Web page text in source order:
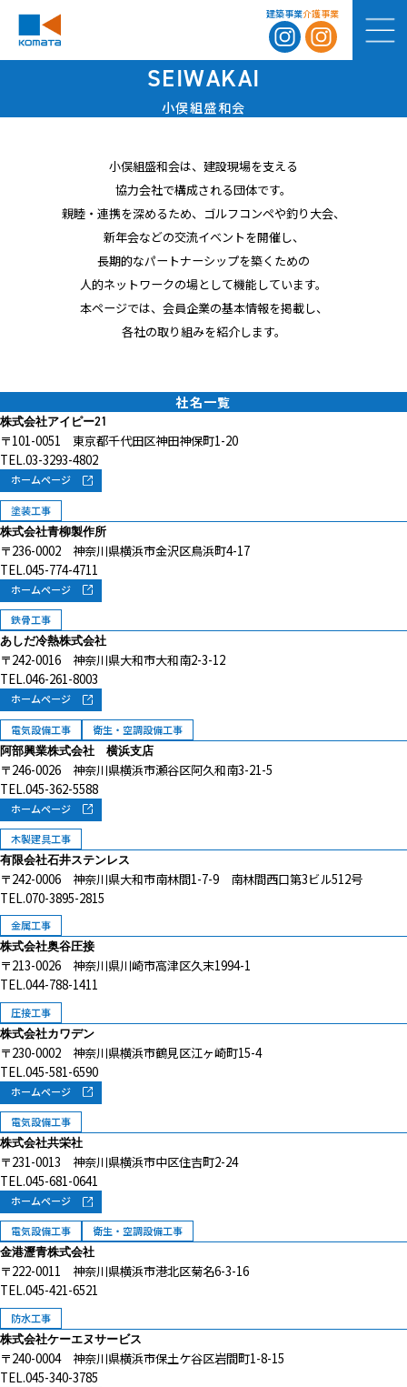
建築事業介護事業
SEIWAKAI
小俣組盛和会
小俣組盛和会は、建設現場を支える
協力会社で構成される団体です。
親睦・連携を深めるため、ゴルフコンペや釣り大会、
新年会などの交流イベントを開催し、
長期的なパートナーシップを築くための
人的ネットワークの場として機能しています。
本ページでは、会員企業の基本情報を掲載し、
各社の取り組みを紹介します。
社名一覧
株式会社アイピー21
ホームページ
〒101-0051 東京都千代田区神田神保町1-20
TEL.03-3293-4802
塗装工事
株式会社青柳製作所
ホームページ
〒236-0002 神奈川県横浜市金沢区鳥浜町4-17
TEL.045-774-4711
鉄骨工事
あしだ冷熱株式会社
ホームページ
〒242-0016 神奈川県大和市大和南2-3-12
TEL.046-261-8003
電気設備工事 衛生・空調設備工事
阿部興業株式会社 横浜支店
ホームページ
〒246-0026 神奈川県横浜市瀬谷区阿久和南3-21-5
TEL.045-362-5588
木製建具工事
有限会社石井ステンレス
〒242-0006 神奈川県大和市南林間1-7-9 南林間西口第3ビル512号
TEL.070-3895-2815
金属工事
株式会社奥谷圧接
〒213-0026 神奈川県川崎市高津区久末1994-1
TEL.044-788-1411
圧接工事
株式会社カワデン
ホームページ
〒230-0002 神奈川県横浜市鶴見区江ヶ崎町15-4
TEL.045-581-6590
電気設備工事
株式会社共栄社
ホームページ
〒231-0013 神奈川県横浜市中区住吉町2-24
TEL.045-681-0641
電気設備工事 衛生・空調設備工事
金港瀝青株式会社
〒222-0011 神奈川県横浜市港北区菊名6-3-16
TEL.045-421-6521
防水工事
株式会社ケーエヌサービス
〒240-0004 神奈川県横浜市保土ケ谷区岩間町1-8-15
TEL.045-340-3785